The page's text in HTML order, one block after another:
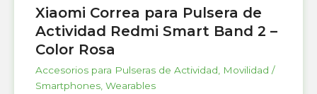
Xiaomi Correa para Pulsera de
Actividad Redmi Smart Band 2 –
Color Rosa
Accesorios para Pulseras de Actividad, Movilidad /
Smartphones, Wearables